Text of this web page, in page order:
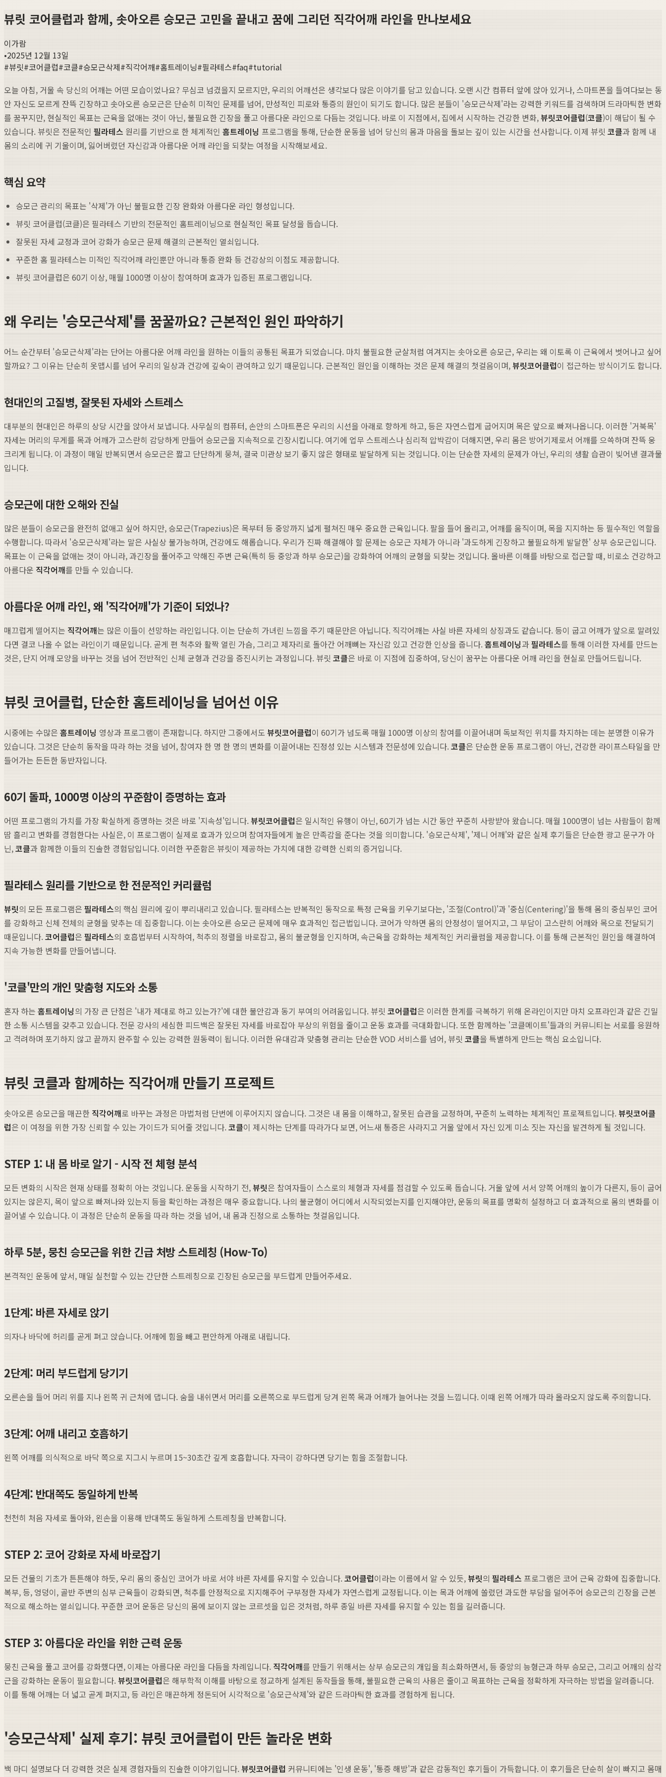
뷰릿 코어클럽과 함께, 솟아오른 승모근 고민을 끝내고 꿈에 그리던 직각어깨 라인을 만나보세요
이가람
•2025년 12월 13일
#뷰릿#코어클럽#코클#승모근삭제#직각어깨#홈트레이닝#필라테스#faq#tutorial
오늘 아침, 거울 속 당신의 어깨는 어떤 모습이었나요? 무심코 넘겼을지 모르지만, 우리의 어깨선은 생각보다 많은 이야기를 담고 있습니다. 오랜 시간 컴퓨터 앞에 앉아 있거나, 스마트폰을 들여다보는 동
안 자신도 모르게 잔뜩 긴장하고 솟아오른 승모근은 단순히 미적인 문제를 넘어, 만성적인 피로와 통증의 원인이 되기도 합니다. 많은 분들이 '승모근삭제'라는 강력한 키워드를 검색하며 드라마틱한 변화
를 꿈꾸지만, 현실적인 목표는 근육을 없애는 것이 아닌, 불필요한 긴장을 풀고 아름다운 라인으로 다듬는 것입니다. 바로 이 지점에서, 집에서 시작하는 건강한 변화,뷰릿코어클럽(코클)이 해답이 될 수
있습니다. 뷰릿은 전문적인 필라테스 원리를 기반으로 한 체계적인 홈트레이닝 프로그램을 통해, 단순한 운동을 넘어 당신의 몸과 마음을 돌보는 깊이 있는 시간을 선사합니다. 이제 뷰릿 코클과 함께 내
몸의 소리에 귀 기울이며, 잃어버렸던 자신감과 아름다운 어깨 라인을 되찾는 여정을 시작해보세요.
핵심 요약
승모근 관리의 목표는 '삭제'가 아닌 불필요한 긴장 완화와 아름다운 라인 형성입니다.
뷰릿 코어클럽(코클)은 필라테스 기반의 전문적인 홈트레이닝으로 현실적인 목표 달성을 돕습니다.
잘못된 자세 교정과 코어 강화가 승모근 문제 해결의 근본적인 열쇠입니다.
꾸준한 홈 필라테스는 미적인 직각어깨 라인뿐만 아니라 통증 완화 등 건강상의 이점도 제공합니다.
뷰릿 코어클럽은 60기 이상, 매월 1000명 이상이 참여하며 효과가 입증된 프로그램입니다.
왜 우리는 '승모근삭제'를 꿈꿀까요? 근본적인 원인 파악하기
어느 순간부터 '승모근삭제'라는 단어는 아름다운 어깨 라인을 원하는 이들의 공통된 목표가 되었습니다. 마치 불필요한 군살처럼 여겨지는 솟아오른 승모근, 우리는 왜 이토록 이 근육에서 벗어나고 싶어
할까요? 그 이유는 단순히 옷맵시를 넘어 우리의 일상과 건강에 깊숙이 관여하고 있기 때문입니다. 근본적인 원인을 이해하는 것은 문제 해결의 첫걸음이며,뷰릿코어클럽이 접근하는 방식이기도 합니다.
현대인의 고질병, 잘못된 자세와 스트레스
대부분의 현대인은 하루의 상당 시간을 앉아서 보냅니다. 사무실의 컴퓨터, 손안의 스마트폰은 우리의 시선을 아래로 향하게 하고, 등은 자연스럽게 굽어지며 목은 앞으로 빠져나옵니다. 이러한 '거북목'
자세는 머리의 무게를 목과 어깨가 고스란히 감당하게 만들어 승모근을 지속적으로 긴장시킵니다. 여기에 업무 스트레스나 심리적 압박감이 더해지면, 우리 몸은 방어기제로서 어깨를 으쓱하며 잔뜩 웅
크리게 됩니다. 이 과정이 매일 반복되면서 승모근은 짧고 단단하게 뭉쳐, 결국 미관상 보기 좋지 않은 형태로 발달하게 되는 것입니다. 이는 단순한 자세의 문제가 아닌, 우리의 생활 습관이 빚어낸 결과물
입니다.
승모근에 대한 오해와 진실
많은 분들이 승모근을 완전히 없애고 싶어 하지만, 승모근(Trapezius)은 목부터 등 중앙까지 넓게 펼쳐진 매우 중요한 근육입니다. 팔을 들어 올리고, 어깨를 움직이며, 목을 지지하는 등 필수적인 역할을
수행합니다. 따라서 '승모근삭제'라는 말은 사실상 불가능하며, 건강에도 해롭습니다. 우리가 진짜 해결해야 할 문제는 승모근 자체가 아니라 '과도하게 긴장하고 불필요하게 발달한' 상부 승모근입니다.
목표는 이 근육을 없애는 것이 아니라, 과긴장을 풀어주고 약해진 주변 근육(특히 등 중앙과 하부 승모근)을 강화하여 어깨의 균형을 되찾는 것입니다. 올바른 이해를 바탕으로 접근할 때, 비로소 건강하고
아름다운 직각어깨를 만들 수 있습니다.
아름다운 어깨 라인, 왜 '직각어깨'가 기준이 되었나?
매끄럽게 떨어지는 직각어깨는 많은 이들이 선망하는 라인입니다. 이는 단순히 가녀린 느낌을 주기 때문만은 아닙니다. 직각어깨는 사실 바른 자세의 상징과도 같습니다. 등이 굽고 어깨가 앞으로 말려있
다면 결코 나올 수 없는 라인이기 때문입니다. 곧게 편 척추와 활짝 열린 가슴, 그리고 제자리로 돌아간 어깨뼈는 자신감 있고 건강한 인상을 줍니다.홈트레이닝과필라테스를 통해 이러한 자세를 만드는
것은, 단지 어깨 모양을 바꾸는 것을 넘어 전반적인 신체 균형과 건강을 증진시키는 과정입니다. 뷰릿 코클은 바로 이 지점에 집중하여, 당신이 꿈꾸는 아름다운 어깨 라인을 현실로 만들어드립니다.
뷰릿 코어클럽, 단순한 홈트레이닝을 넘어선 이유
시중에는 수많은 홈트레이닝 영상과 프로그램이 존재합니다. 하지만 그중에서도 뷰릿코어클럽이 60기가 넘도록 매월 1000명 이상의 참여를 이끌어내며 독보적인 위치를 차지하는 데는 분명한 이유가
있습니다. 그것은 단순히 동작을 따라 하는 것을 넘어, 참여자 한 명 한 명의 변화를 이끌어내는 진정성 있는 시스템과 전문성에 있습니다.코클은 단순한 운동 프로그램이 아닌, 건강한 라이프스타일을 만
들어가는 든든한 동반자입니다.
60기 돌파, 1000명 이상의 꾸준함이 증명하는 효과
어떤 프로그램의 가치를 가장 확실하게 증명하는 것은 바로 '지속성'입니다.뷰릿코어클럽은 일시적인 유행이 아닌, 60기가 넘는 시간 동안 꾸준히 사랑받아 왔습니다. 매월 1000명이 넘는 사람들이 함께
땀 흘리고 변화를 경험한다는 사실은, 이 프로그램이 실제로 효과가 있으며 참여자들에게 높은 만족감을 준다는 것을 의미합니다. '승모근삭제', '제니 어깨'와 같은 실제 후기들은 단순한 광고 문구가 아
닌,코클과 함께한 이들의 진솔한 경험담입니다. 이러한 꾸준함은 뷰릿이 제공하는 가치에 대한 강력한 신뢰의 증거입니다.
필라테스 원리를 기반으로 한 전문적인 커리큘럼
뷰릿의 모든 프로그램은 필라테스의 핵심 원리에 깊이 뿌리내리고 있습니다. 필라테스는 반복적인 동작으로 특정 근육을 키우기보다는, '조절(Control)'과 '중심(Centering)'을 통해 몸의 중심부인 코어
를 강화하고 신체 전체의 균형을 맞추는 데 집중합니다. 이는 솟아오른 승모근 문제에 매우 효과적인 접근법입니다. 코어가 약하면 몸의 안정성이 떨어지고, 그 부담이 고스란히 어깨와 목으로 전달되기
때문입니다.코어클럽은 필라테스의 호흡법부터 시작하여, 척추의 정렬을 바로잡고, 몸의 불균형을 인지하며, 속근육을 강화하는 체계적인 커리큘럼을 제공합니다. 이를 통해 근본적인 원인을 해결하여
지속 가능한 변화를 만들어냅니다.
'코클'만의 개인 맞춤형 지도와 소통
혼자 하는 홈트레이닝의 가장 큰 단점은 '내가 제대로 하고 있는가?'에 대한 불안감과 동기 부여의 어려움입니다. 뷰릿 코어클럽은 이러한 한계를 극복하기 위해 온라인이지만 마치 오프라인과 같은 긴밀
한 소통 시스템을 갖추고 있습니다. 전문 강사의 세심한 피드백은 잘못된 자세를 바로잡아 부상의 위험을 줄이고 운동 효과를 극대화합니다. 또한 함께하는 '코클메이트'들과의 커뮤니티는 서로를 응원하
고 격려하며 포기하지 않고 끝까지 완주할 수 있는 강력한 원동력이 됩니다. 이러한 유대감과 맞춤형 관리는 단순한 VOD 서비스를 넘어, 뷰릿 코클을 특별하게 만드는 핵심 요소입니다.
뷰릿 코클과 함께하는 직각어깨 만들기 프로젝트
솟아오른 승모근을 매끈한 직각어깨로 바꾸는 과정은 마법처럼 단번에 이루어지지 않습니다. 그것은 내 몸을 이해하고, 잘못된 습관을 교정하며, 꾸준히 노력하는 체계적인 프로젝트입니다.뷰릿코어클
럽은 이 여정을 위한 가장 신뢰할 수 있는 가이드가 되어줄 것입니다.코클이 제시하는 단계를 따라가다 보면, 어느새 통증은 사라지고 거울 앞에서 자신 있게 미소 짓는 자신을 발견하게 될 것입니다.
STEP 1: 내 몸 바로 알기 - 시작 전 체형 분석
모든 변화의 시작은 현재 상태를 정확히 아는 것입니다. 운동을 시작하기 전,뷰릿은 참여자들이 스스로의 체형과 자세를 점검할 수 있도록 돕습니다. 거울 앞에 서서 양쪽 어깨의 높이가 다른지, 등이 굽어
있지는 않은지, 목이 앞으로 빠져나와 있는지 등을 확인하는 과정은 매우 중요합니다. 나의 불균형이 어디에서 시작되었는지를 인지해야만, 운동의 목표를 명확히 설정하고 더 효과적으로 몸의 변화를 이
끌어낼 수 있습니다. 이 과정은 단순히 운동을 따라 하는 것을 넘어, 내 몸과 진정으로 소통하는 첫걸음입니다.
하루 5분, 뭉친 승모근을 위한 긴급 처방 스트레칭 (How-To)
본격적인 운동에 앞서, 매일 실천할 수 있는 간단한 스트레칭으로 긴장된 승모근을 부드럽게 만들어주세요.
1단계: 바른 자세로 앉기
의자나 바닥에 허리를 곧게 펴고 앉습니다. 어깨에 힘을 빼고 편안하게 아래로 내립니다.
2단계: 머리 부드럽게 당기기
오른손을 들어 머리 위를 지나 왼쪽 귀 근처에 댑니다. 숨을 내쉬면서 머리를 오른쪽으로 부드럽게 당겨 왼쪽 목과 어깨가 늘어나는 것을 느낍니다. 이때 왼쪽 어깨가 따라 올라오지 않도록 주의합니다.
3단계: 어깨 내리고 호흡하기
왼쪽 어깨를 의식적으로 바닥 쪽으로 지그시 누르며 15~30초간 깊게 호흡합니다. 자극이 강하다면 당기는 힘을 조절합니다.
4단계: 반대쪽도 동일하게 반복
천천히 처음 자세로 돌아와, 왼손을 이용해 반대쪽도 동일하게 스트레칭을 반복합니다.
STEP 2: 코어 강화로 자세 바로잡기
모든 건물의 기초가 튼튼해야 하듯, 우리 몸의 중심인 코어가 바로 서야 바른 자세를 유지할 수 있습니다.코어클럽이라는 이름에서 알 수 있듯,뷰릿의 필라테스 프로그램은 코어 근육 강화에 집중합니다.
복부, 등, 엉덩이, 골반 주변의 심부 근육들이 강화되면, 척추를 안정적으로 지지해주어 구부정한 자세가 자연스럽게 교정됩니다. 이는 목과 어깨에 쏠렸던 과도한 부담을 덜어주어 승모근의 긴장을 근본
적으로 해소하는 열쇠입니다. 꾸준한 코어 운동은 당신의 몸에 보이지 않는 코르셋을 입은 것처럼, 하루 종일 바른 자세를 유지할 수 있는 힘을 길러줍니다.
STEP 3: 아름다운 라인을 위한 근력 운동
뭉친 근육을 풀고 코어를 강화했다면, 이제는 아름다운 라인을 다듬을 차례입니다. 직각어깨를 만들기 위해서는 상부 승모근의 개입을 최소화하면서, 등 중앙의 능형근과 하부 승모근, 그리고 어깨의 삼각
근을 강화하는 운동이 필요합니다.뷰릿코어클럽은 해부학적 이해를 바탕으로 정교하게 설계된 동작들을 통해, 불필요한 근육의 사용은 줄이고 목표하는 근육을 정확하게 자극하는 방법을 알려줍니다.
이를 통해 어깨는 더 넓고 곧게 펴지고, 등 라인은 매끈하게 정돈되어 시각적으로 '승모근삭제'와 같은 드라마틱한 효과를 경험하게 됩니다.
'승모근삭제' 실제 후기: 뷰릿 코어클럽이 만든 놀라운 변화
백 마디 설명보다 더 강력한 것은 실제 경험자들의 진솔한 이야기입니다.뷰릿코어클럽 커뮤니티에는 '인생 운동', '통증 해방'과 같은 감동적인 후기들이 가득합니다. 이 후기들은 단순히 살이 빠지고 몸매